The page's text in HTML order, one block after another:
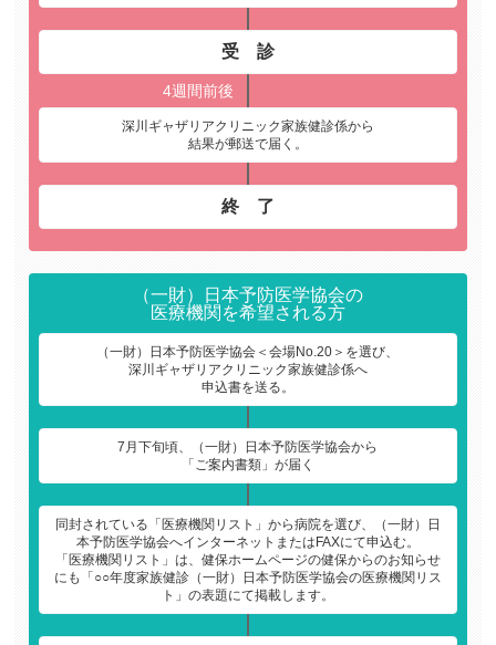
受 診
深川ギャザリアクリニック家族健診係から
結果が郵送で届く。
終 了
（一財）日本予防医学協会の
医療機関を希望される方
（一財）日本予防医学協会＜会場No.20＞を選び、
深川ギャザリアクリニック家族健診係へ
申込書を送る。
7月下旬頃、（一財）日本予防医学協会から
「ご案内書類」が届く
同封されている「医療機関リスト」から病院を選び、（一財）日
本予防医学協会へインターネットまたはFAXにて申込む。
「医療機関リスト」は、健保ホームページの健保からのお知らせ
にも「○○年度家族健診（一財）日本予防医学協会の医療機関リス
ト」の表題にて掲載します。